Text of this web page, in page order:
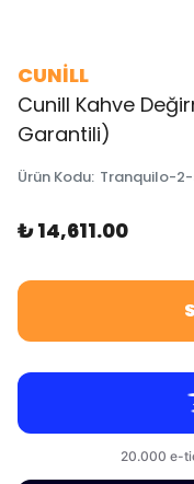
CUNİLL
Cunill Kahve
Garantili)
Ürün Kodu: Tranquilo-
₺ 14,611.00